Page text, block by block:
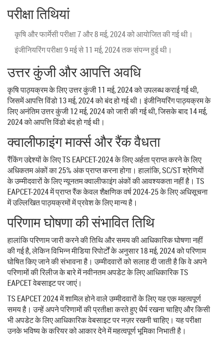
परीक्षा तिथियां
कृषि और फार्मेसी परीक्षा 7 और 8 मई, 2024 को आयोजित की गई थी।
इंजीनियरिंग परीक्षा 9 मई से 11 मई, 2024 तक संपन्न हुई थी।
उत्तर कुंजी और आपत्ति अवधि
कृषि पाठ्यक्रम के लिए उत्तर कुंजी 11 मई, 2024 को उपलब्ध कराई गई थी,
जिसमें आपत्ति विंडो 13 मई, 2024 को बंद हो गई थी। इंजीनियरिंग पाठ्यक्रम के
लिए अनंतिम उत्तर कुंजी 12 मई, 2024 को जारी की गई थी, जिसके बाद 14 मई,
2024 को आपत्ति विंडो बंद हो गई थी।
क्वालीफाइंग मार्क्स और रैंक वैधता
रैंकिंग उद्देश्यों के लिए TS EAPCET-2024 के लिए अर्हता प्राप्त करने के लिए
अधिकतम अंकों का 25% अंक प्राप्त करना होगा। हालांकि, SC/ST श्रेणियों
के उम्मीदवारों के लिए न्यूनतम क्वालीफाइंग अंकों की आवश्यकता नहीं है। TS
EAPCET-2024 में प्राप्त रैंक केवल शैक्षणिक वर्ष 2024-25 के लिए अधिसूचना
में उल्लिखित पाठ्यक्रमों में प्रवेश के लिए मान्य है।
परिणाम घोषणा की संभावित तिथि
हालांकि परिणाम जारी करने की तिथि और समय की आधिकारिक घोषणा नहीं
की गई है, लेकिन विभिन्न मीडिया रिपोर्टों के अनुसार 18 मई, 2024 को परिणाम
घोषित किए जाने की संभावना है। उम्मीदवारों को सलाह दी जाती है कि वे अपने
परिणामों की रिलीज के बारे में नवीनतम अपडेट के लिए आधिकारिक TS
EAPCET वेबसाइट पर जाएं।
TS EAPCET 2024 में शामिल होने वाले उम्मीदवारों के लिए यह एक महत्वपूर्ण
समय है। उन्हें अपने परिणामों की प्रतीक्षा करते हुए धैर्य रखना चाहिए और किसी
भी अपडेट के लिए आधिकारिक वेबसाइट पर नज़र रखनी चाहिए। यह परीक्षा
उनके भविष्य के करियर को आकार देने में महत्वपूर्ण भूमिका निभाती है।